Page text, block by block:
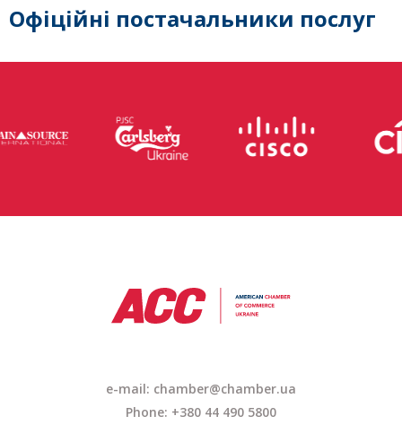
Офіційні постачальники послуг
e-mail: chamber@chamber.ua
Phone: +380 44 490 5800